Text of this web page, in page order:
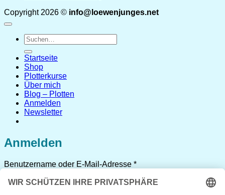
Copyright 2026 © info@loewenjunges.net
Suchen
nach:
Startseite
Shop
Plotterkurse
Über mich
Blog – Plotten
Anmelden
Newsletter
Anmelden
Benutzername oder E-Mail-Adresse *Erforderlich